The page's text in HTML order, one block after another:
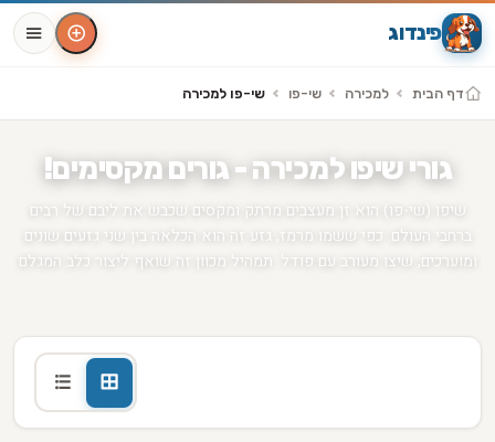
פינדוג
דף הבית למכירה שי-פו שי-פו למכירה
גורי שיפו למכירה - גורים מקסימים!
שיפו (שי-פו) הוא זן מעצבים מרתק ומקסים שכבש את ליבם של רבים
ברחבי העולם. כפי ששמו מרמז, גזע זה הוא הכלאה בין שני גזעים שונים
ומוערכים, שיצו מעורב עם פודל. תמהיל מכוון זה שואף ליצור כלב המגלם